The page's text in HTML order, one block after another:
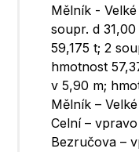
Mělník -
soupr. d
59,175 t; 2
hmotnost
v 5,90 m;
Mělník –
Celní –
Bezručova –